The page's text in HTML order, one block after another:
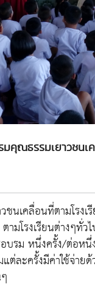
คุณธรรมเยาวชนเ
นเคลื่อนที่ตามโรงเ
มโรงเรียนต่างๆทั่
ม หนึ่งครั้ง/ต่อหนึ่ง
ต่ละครั้งมีค่าใช้จ่า